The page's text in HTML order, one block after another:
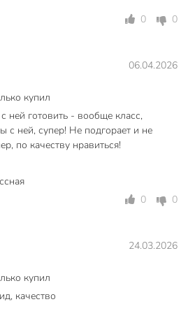
0 0
06.04.2026
купил
ней готовить - вообще класс,
с ней, супер! Не подгорает и не
по качеству нравиться!
0
0
24.03.2026
купил
качество